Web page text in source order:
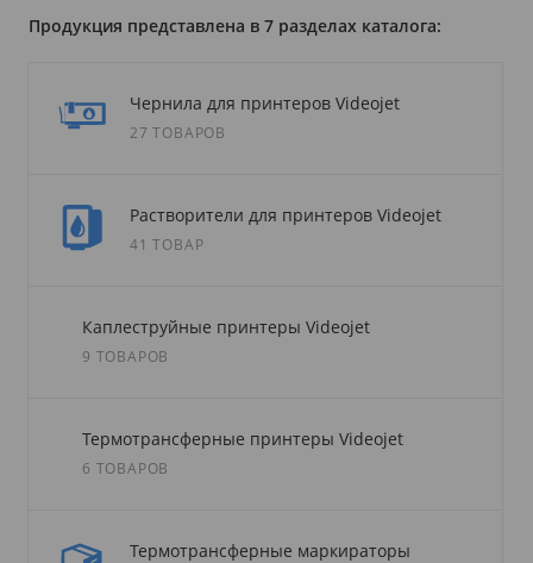
Продукция представлена в 7 разделах каталога:
Чернила для принтеров Videojet
27 ТОВАРОВ
Растворители для принтеров Videojet
41 ТОВАР
Каплеструйные принтеры Videojet
9 ТОВАРОВ
Термотрансферные принтеры Videojet
6 ТОВАРОВ
Термотрансферные маркираторы